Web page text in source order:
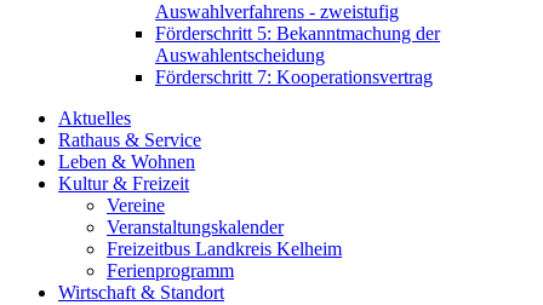
Auswahlverfahrens - zweistufig
Förderschritt 5: Bekanntmachung der
Auswahlentscheidung
Förderschritt 7: Kooperationsvertrag
Aktuelles
Rathaus & Service
Leben & Wohnen
Kultur & Freizeit
Vereine
Veranstaltungskalender
Freizeitbus Landkreis Kelheim
Ferienprogramm
Wirtschaft & Standort